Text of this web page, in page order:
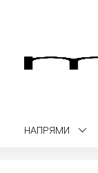
НАПРЯМИ